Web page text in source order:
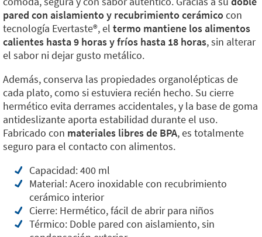
pared con aislamiento y recubrimiento cerámicocon
tecnología Evertaste®️, el termo mantiene los alimentos
calientes hasta 9 horas y fríos hasta 18 horas, sin alterar
el sabor ni dejar gusto metálico.
Además, conserva las propiedades organolépticas de
cada plato, como si estuviera recién hecho. Su cierre
hermético evita derrames accidentales, y la base de goma
antideslizante aporta estabilidad durante el uso.
Fabricado con materiales libres de BPA, es totalmente
seguro para el contacto con alimentos.
Capacidad: 400 ml
Material: Acero inoxidable con recubrimiento
cerámico interior
Cierre: Hermético, fácil de abrir para niños
Térmico: Doble pared con aislamiento, sin